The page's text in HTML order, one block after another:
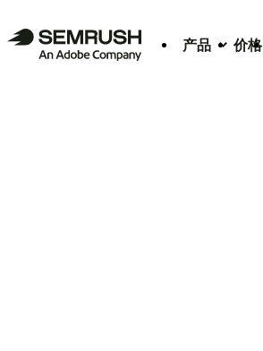
产品 价格